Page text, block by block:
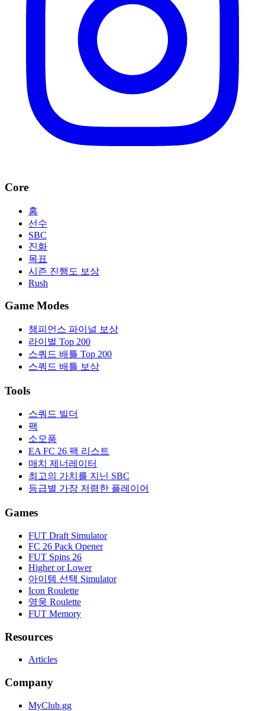
Core
홈
선수
SBC
진화
목표
시즌 진행도 보상
Rush
Game Modes
챔피언스 파이널 보상
라이벌 Top 200
스쿼드 배틀 Top 200
스쿼드 배틀 보상
Tools
스쿼드 빌더
팩
소모품
EA FC 26 팩 리스트
매치 제너레이터
최고의 가치를 지닌 SBC
등급별 가장 저렴한 플레이어
Games
FUT Draft Simulator
FC 26 Pack Opener
FUT Spins 26
Higher or Lower
아이템 선택 Simulator
Icon Roulette
영웅 Roulette
FUT Memory
Resources
Articles
Company
MyClub.gg